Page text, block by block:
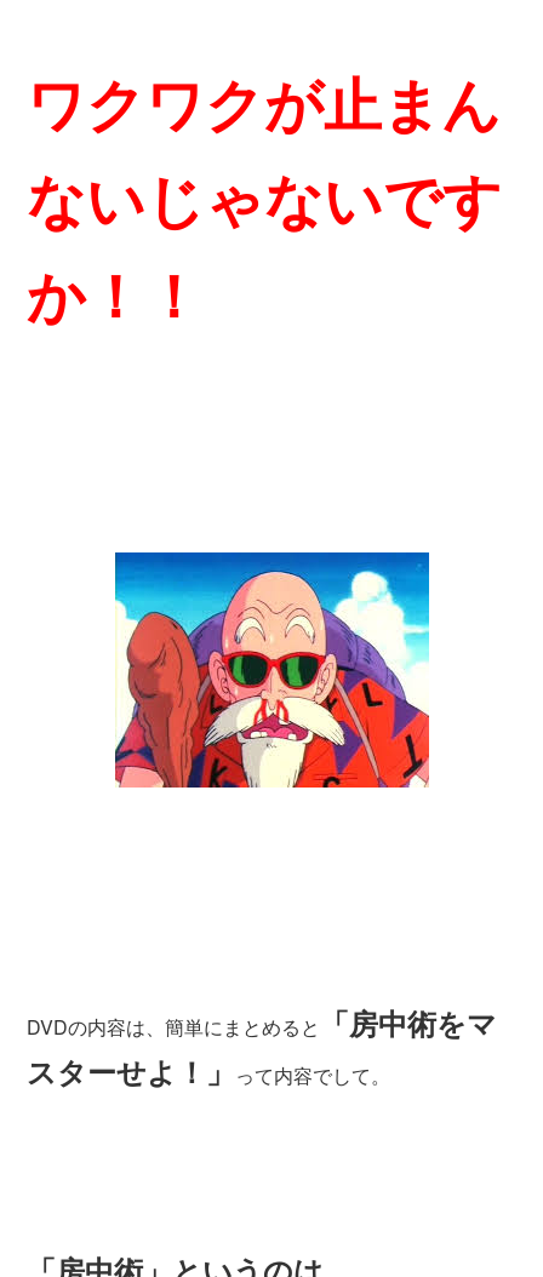
ワクワクが止まん
ないじゃないです
か！！
DVDの内容は、簡単にまとめると
「房中術をマ
スターせよ！」
って内容でして。